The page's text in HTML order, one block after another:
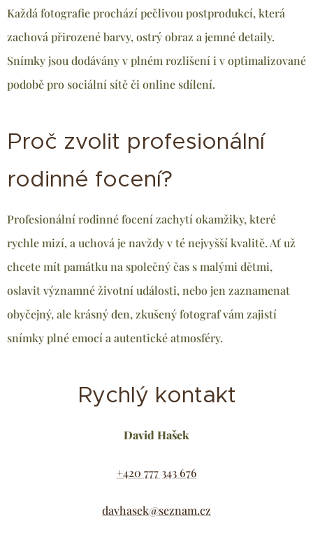
Každá fotografie prochází pečlivou postprodukcí, která
zachová přirozené barvy, ostrý obraz a jemné detaily.
Snímky jsou dodávány v plném rozlišení i v optimalizované
podobě pro sociální sítě či online sdílení.
Proč zvolit profesionální
rodinné focení?
Profesionální rodinné focení zachytí okamžiky, které
rychle mizí, a uchová je navždy v té nejvyšší kvalitě. Ať už
chcete mít památku na společný čas s malými dětmi,
oslavit významné životní události, nebo jen zaznamenat
obyčejný, ale krásný den, zkušený fotograf vám zajistí
snímky plné emocí a autentické atmosféry.
Rychlý kontakt
David Hašek
+420 777 343 676
davhasek@seznam.cz